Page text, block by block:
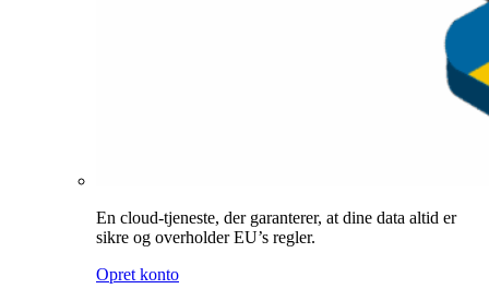
En cloud-tjeneste, der garanterer, at dine data altid er
sikre og overholder EU’s regler.
Opret konto